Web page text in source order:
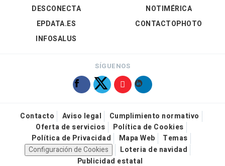
DESCONECTA
EPDATA.ES
INFOSALUS
NOTIMÉRICA
CONTACTOPHOTO
SÍGUENOS
Contacto Aviso legal
Cumplimiento normativo
Oferta de servicios
Política de Cookies
Política de Privacidad
Mapa Web
Temas
Configuración de Cookies
Loteria de navidad
Publicidad estatal